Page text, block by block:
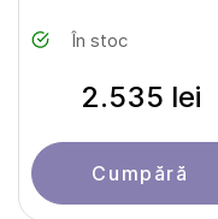
În stoc
2.535 lei
Cumpără